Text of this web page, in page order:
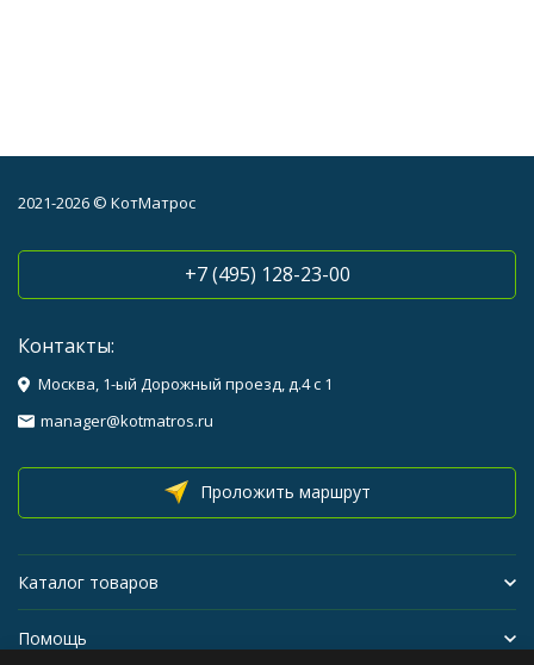
2021-2026 © КотМатрос
+7 (495) 128-23-00
Контакты:
Москва, 1-ый Дорожный проезд, д.4 с 1
manager@kotmatros.ru
Проложить маршрут
Каталог товаров
Помощь